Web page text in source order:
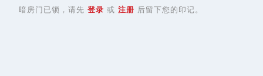
暗房门已锁，请先 登录 或 注册 后留下您的印记。